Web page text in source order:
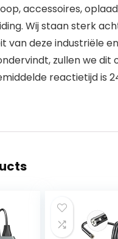
accessoires,
Wij staan sterk
van deze industriële
zullen we dit
reactietijd is